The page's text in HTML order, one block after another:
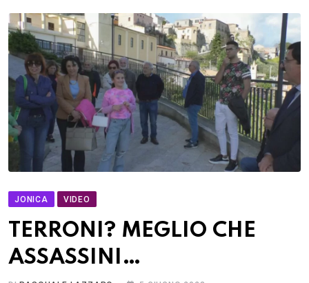
JONICA VIDEO
TERRONI? MEGLIO CHE
ASSASSINI…